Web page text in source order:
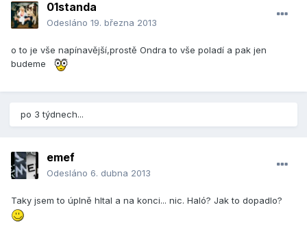
01standa
Odesláno 19. března 2013
o to je vše napínavější,prostě Ondra to vše poladí a pak jen
budeme
po 3 týdnech...
emef
Odesláno 6. dubna 2013
Taky jsem to úplně hltal a na konci... nic. Haló? Jak to dopadlo?